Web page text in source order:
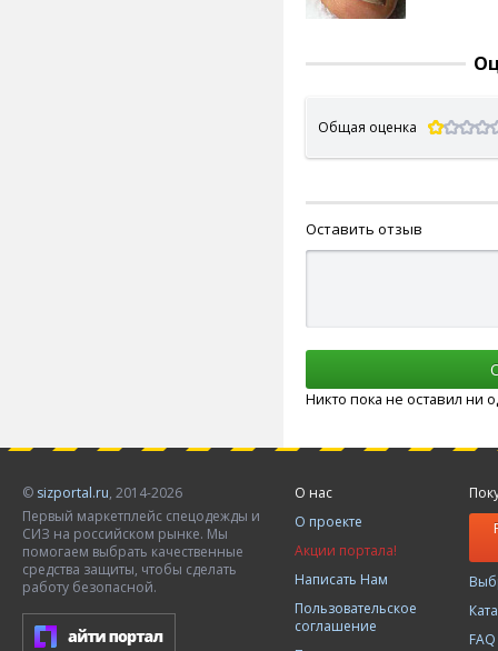
Общая оценка
Оставить отзыв
Никто пока не оставил ни
© sizportal.ru, 2014-2026
Первый маркетплейс спецодежды и
СИЗ на российском рынке. Мы
помогаем выбрать качественные
средства защиты, чтобы сделать
работу безопасной.
О нас
О проекте
Акции портала!
Написать Нам
Пользовательское
соглашение
FAQ